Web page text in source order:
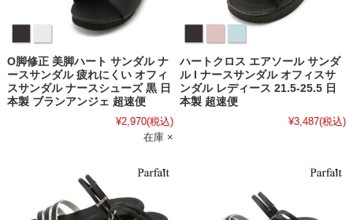
O脚修正 美脚ハート サンダル ナ
ースサンダル 疲れにくい オフィ
スサンダル ナースシューズ 黒 日
本製 ブランアンジェ 超速便
¥2,970(税込)
在庫 ×
ハートクロス エアソール サンダ
ル l ナースサンダル オフィスサ
ンダル レディース 21.5-25.5 日
本製 超速便
¥3,487(税込)